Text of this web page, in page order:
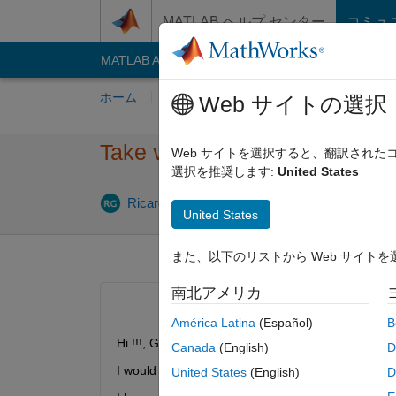
MATLAB ヘルプ センター コミュ
MATLAB Answers File Exchange
ホーム 質問する 回答 閲覧
Take values from an matrix
Ricardo Gutierrez 2019 9 月 10
Hi !!!, Good morning.
I would like to help me in the following:
Web サイトの選択
Web サイトを選択すると、翻訳された
選択を推奨します: United States
United States
また、以下のリストから Web サイトを
南北アメリカ
América Latina (Español)
Canada (English)
United States (English)